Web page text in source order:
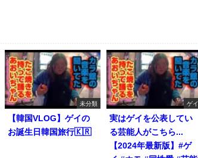
未分類
【韓国VLOG】ゲイの
お誕生日韓国旅行🇰🇷
ゲイ
実はゲイを公表してい
る芸能人がこちら...
【2024年最新版】#ゲ